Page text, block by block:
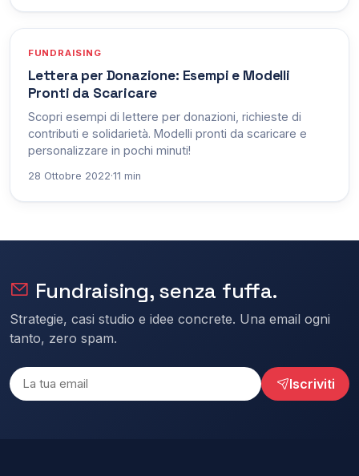
FUNDRAISING
Lettera per Donazione: Esempi e Modelli
Pronti da Scaricare
Scopri esempi di lettere per donazioni, richieste di
contributi e solidarietà. Modelli pronti da scaricare e
personalizzare in pochi minuti!
28 Ottobre 2022·11 min
Fundraising, senza fuffa.
Strategie, casi studio e idee concrete. Una email ogni
tanto, zero spam.
Iscriviti